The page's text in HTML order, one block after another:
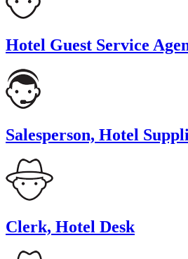
Hotel Guest Service
Salesperson, Hotel
Clerk, Hotel Desk